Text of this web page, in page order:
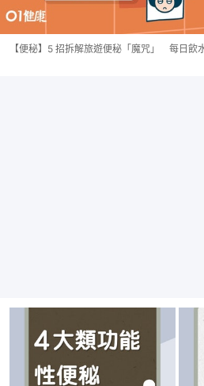
【便秘】5 招拆解旅遊便秘「魔咒」 每日飲